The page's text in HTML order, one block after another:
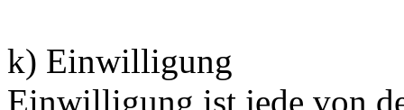
k) Einwilligung
Einwilligung ist jede von